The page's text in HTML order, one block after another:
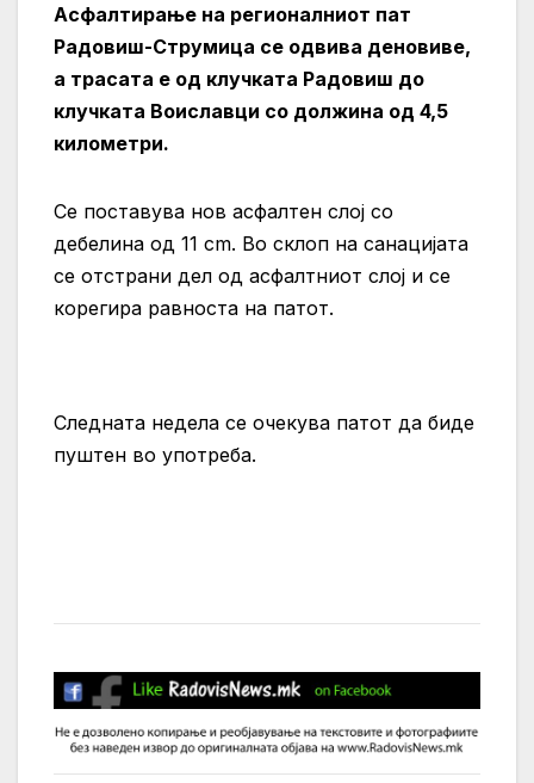
Асфалтирање на регионалниот пат
Радовиш-Струмица се одвива деновиве,
а трасата е од клучката Радовиш до
клучката Воиславци со должина од 4,5
километри.
Се поставува нов асфалтен слој со
дебелина од 11 cm. Во склоп на санацијата
се отстрани дел од асфалтниот слој и се
корегира равноста на патот.
Следната недела се очекува патот да биде
пуштен во употреба.